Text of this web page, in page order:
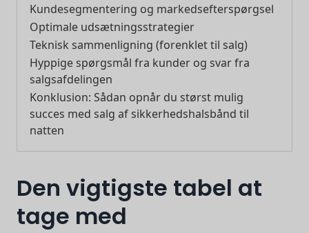
Kundesegmentering og markedsefterspørgsel
Optimale udsætningsstrategier
Teknisk sammenligning (forenklet til salg)
Hyppige spørgsmål fra kunder og svar fra
salgsafdelingen
Konklusion: Sådan opnår du størst mulig
succes med salg af sikkerhedshalsbånd til
natten
Den vigtigste tabel at
tage med